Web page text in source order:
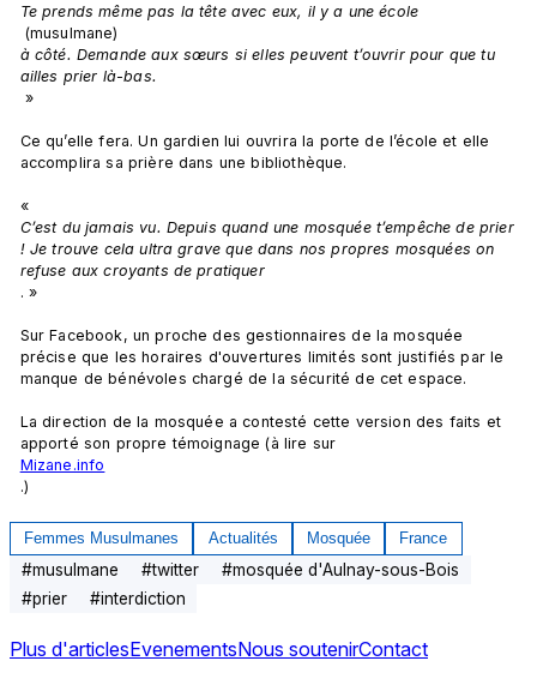
Te prends même pas la tête avec eux, il y a une école
(musulmane)
à côté. Demande aux sœurs si elles peuvent t’ouvrir pour que tu
ailles prier là-bas.
»
Ce qu’elle fera. Un gardien lui ouvrira la porte de l’école et elle
accomplira sa prière dans une bibliothèque.
«
C’est du jamais vu. Depuis quand une mosquée t’empêche de prier
! Je trouve cela ultra grave que dans nos propres mosquées on
refuse aux croyants de pratiquer
. »
Sur Facebook, un proche des gestionnaires de la mosquée
précise que les horaires d'ouvertures limités sont justifiés par le
manque de bénévoles chargé de la sécurité de cet espace.
La direction de la mosquée a contesté cette version des faits et
apporté son propre témoignage (à lire sur
Mizane.info
.)
Femmes Musulmanes Actualités Mosquée France
#musulmane #twitter #mosquée d'Aulnay-sous-Bois
#prier #interdiction
Plus d'articlesEvenementsNous soutenirContact